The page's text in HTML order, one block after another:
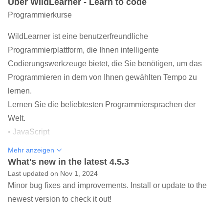
Über WildLearner - Learn to code
Programmierkurse
WildLearner ist eine benutzerfreundliche
Programmierplattform, die Ihnen intelligente
Codierungswerkzeuge bietet, die Sie benötigen, um das
Programmieren in dem von Ihnen gewählten Tempo zu
lernen.
Lernen Sie die beliebtesten Programmiersprachen der
Welt.
• JavaScript
• Gehen
• C ++
• HTML
• CSS
Mehr anzeigen
What's new in the latest 4.5.3
Last updated on Nov 1, 2024
Minor bug fixes and improvements. Install or update to the
newest version to check it out!